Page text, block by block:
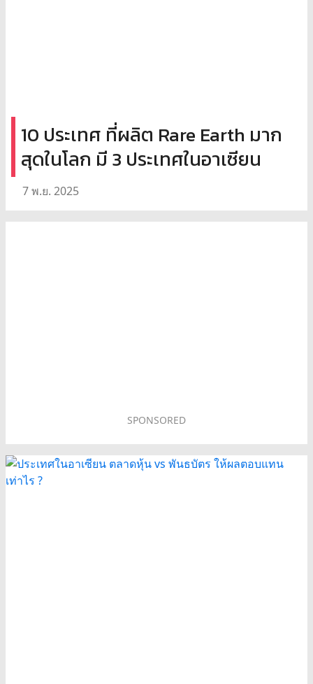
10 ประเทศ ที่ผลิต Rare Earth มาก
สุดในโลก มี 3 ประเทศในอาเซียน
7 พ.ย. 2025
SPONSORED